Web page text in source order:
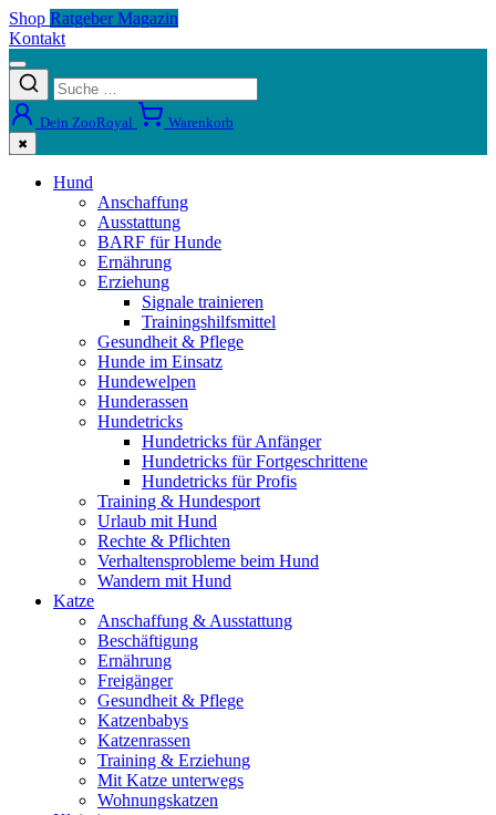
Shop Ratgeber Magazin
Kontakt
Dein ZooRoyal Warenkorb
✖
Hund
Anschaffung
Ausstattung
BARF für Hunde
Ernährung
Erziehung
Signale trainieren
Trainingshilfsmittel
Gesundheit & Pflege
Hunde im Einsatz
Hundewelpen
Hunderassen
Hundetricks
Hundetricks für Anfänger
Hundetricks für Fortgeschrittene
Hundetricks für Profis
Training & Hundesport
Urlaub mit Hund
Rechte & Pflichten
Verhaltensprobleme beim Hund
Wandern mit Hund
Katze
Anschaffung & Ausstattung
Beschäftigung
Ernährung
Freigänger
Gesundheit & Pflege
Katzenbabys
Katzenrassen
Training & Erziehung
Mit Katze unterwegs
Wohnungskatzen